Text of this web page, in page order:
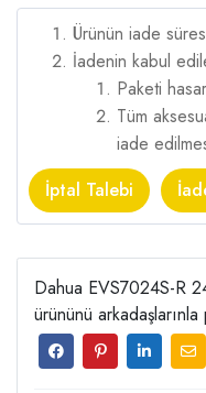
Ürünün iade
İadenin kabul
Paketi
Tüm
iade
İptal Talebi
Dahua EVS7024S-R
ürününü arkadaşlarınla